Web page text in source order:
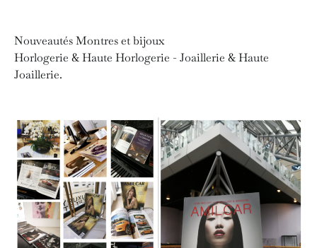
Nouveautés Montres et bijoux
Horlogerie & Haute Horlogerie - Joaillerie & Haute
Joaillerie.